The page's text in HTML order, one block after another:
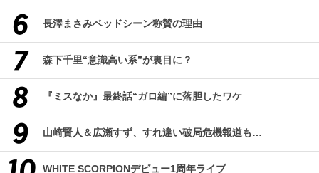
長澤まさみベッドシーン称賛の理由
森下千里“意識高い系”が裏目に？
『ミスなか』最終話“ガロ編”に落胆したワケ
山崎賢人＆広瀬すず、すれ違い破局危機報道も…
WHITE SCORPIONデビュー1周年ライブ